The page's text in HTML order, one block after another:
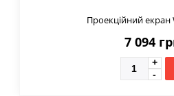
Проекційний екран
7 094